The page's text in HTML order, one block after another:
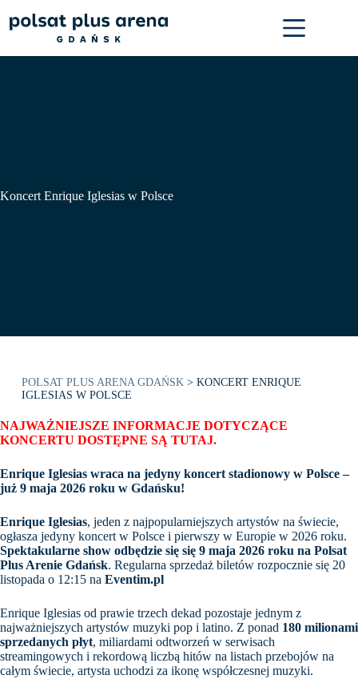
do
treści
Koncert Enrique Iglesias w Polsce
POLSAT PLUS ARENA GDAŃSK> KONCERT ENRIQUE
IGLESIAS W POLSCE
NAJWAŻNIEJSZE INFORMACJE DOTYCZĄCE
KONCERTU DOSTĘPNE SĄ TUTAJ.
Enrique Iglesias wraca na jedyny koncert stadionowy w Polsce –
już 9 maja 2026 roku w Gdańsku!
Enrique Iglesias, jeden z najpopularniejszych artystów na świecie,
ogłasza jedyny koncert w Polsce i pierwszy w Europie w 2026 roku.
Spektakularne show odbędzie się się 9 maja 2026 roku na Polsat
Plus Arenie Gdańsk. Regularna sprzedaż biletów rozpocznie się 20
listopada o 12:15 na Eventim.pl
Enrique Iglesias od prawie trzech dekad pozostaje jednym z
najważniejszych artystów muzyki pop i latino. Z ponad 180 milionami
sprzedanych płyt, miliardami odtworzeń w serwisach
streamingowych i rekordową liczbą hitów na listach przebojów na
całym świecie, artysta uchodzi za ikonę współczesnej muzyki.